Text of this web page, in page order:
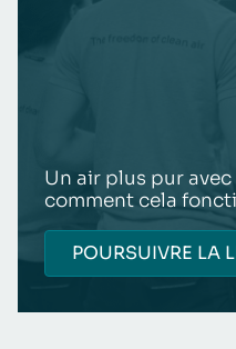
Un air plus pur
comment cela
POURSUIVRE LA